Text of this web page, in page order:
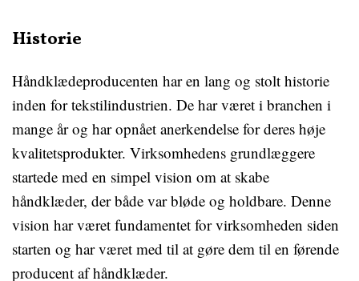
Historie
Håndklædeproducenten har en lang og stolt historie
inden for tekstilindustrien. De har været i branchen i
mange år og har opnået anerkendelse for deres høje
kvalitetsprodukter. Virksomhedens grundlæggere
startede med en simpel vision om at skabe
håndklæder, der både var bløde og holdbare. Denne
vision har været fundamentet for virksomheden siden
starten og har været med til at gøre dem til en førende
producent af håndklæder.